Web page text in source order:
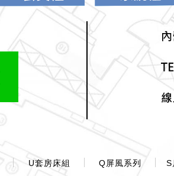
U套房床組 Q屏風系列 S